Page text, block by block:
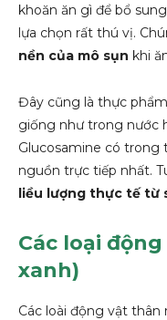
khoăn ăn gì để bổ
lựa chọn rất thú vị.
nền của mô sụn khi
Đây cũng là thực
giống như trong nước
Glucosamine có trong
nguồn trực tiếp nhất.
liều lượng thực tế từ
Các loại
xanh)
Các loài động vật